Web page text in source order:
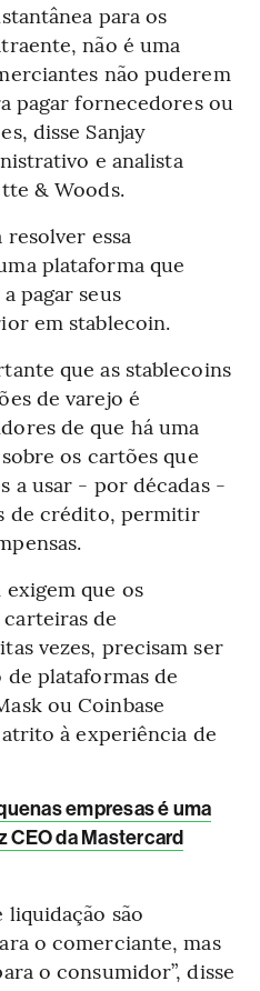
para os
não é uma
não puderem
pagar fornecedores ou
disse Sanjay
e analista
& Woods.
essa
plataforma que
pagar seus
em stablecoin.
que as stablecoins
de varejo é
de que há uma
os cartões que
a usar - por décadas -
de crédito, permitir
exigem que os
de
vezes, precisam ser
plataformas de
ou Coinbase
à experiência de
empresas é uma
CEO da Mastercard
liquidação são
o comerciante, mas
o consumidor”, disse